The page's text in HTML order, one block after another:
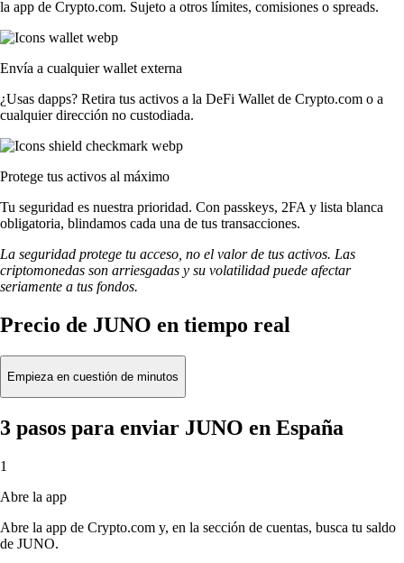
la app de Crypto.com. Sujeto a otros límites, comisiones o spreads.
Envía a cualquier wallet externa
¿Usas dapps? Retira tus activos a la DeFi Wallet de Crypto.com o a
cualquier dirección no custodiada.
Protege tus activos al máximo
Tu seguridad es nuestra prioridad. Con passkeys, 2FA y lista blanca
obligatoria, blindamos cada una de tus transacciones.
La seguridad protege tu acceso, no el valor de tus activos. Las
criptomonedas son arriesgadas y su volatilidad puede afectar
seriamente a tus fondos.
Precio de JUNO en tiempo real
Empieza en cuestión de minutos
3 pasos para enviar JUNO en España
1
Abre la app
Abre la app de Crypto.com y, en la sección de cuentas, busca tu saldo
de JUNO.